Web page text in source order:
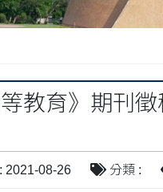
教育》期刊
2021-08-26 分類 :